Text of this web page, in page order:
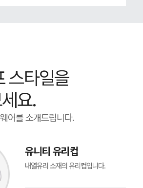
스타일을
요.
어를 소개드립니다.
유니티 유리컵
내열유리 소재의 유리컵입니다.